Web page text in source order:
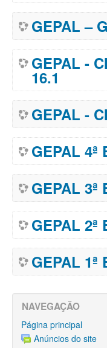
GEPAL –
GEPAL -
16.1
GEPAL -
GEPAL 4ª
GEPAL 3ª
GEPAL 2ª
GEPAL 1ª
NAVEGAÇÃO
Página principal
Anúncios do site